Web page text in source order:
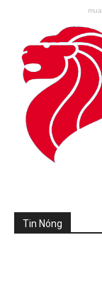
Tin Nóng